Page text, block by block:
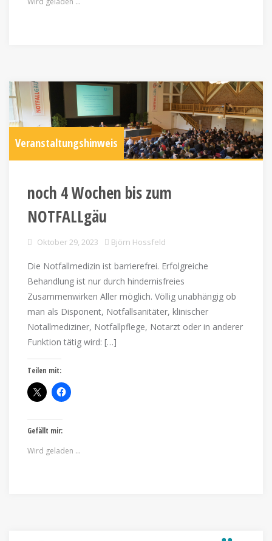
Veranstaltungshinweis
noch 4 Wochen bis zum
NOTFALLgäu
Oktober 29, 2023 Björn Hossfeld
Die Notfallmedizin ist barrierefrei. Erfolgreiche
Behandlung ist nur durch hindernisfreies
Zusammenwirken Aller möglich. Völlig unabhängig ob
man als Disponent, Notfallsanitäter, klinischer
Notallmediziner, Notfallpflege, Notarzt oder in anderer
Funktion tätig wird: […]
Teilen mit:
Gefällt mir:
Wird geladen …